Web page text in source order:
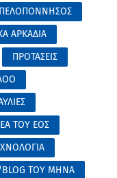
ΠΕΛΟΠΟΝΝΗΣΟΣ
ΑΡΚΑΔΙΑ
ΠΡΟΤΑΣΕΙΣ
ΤΟΥ ΕΟΣ
BLOG ΤΟΥ ΜΗΝΑ